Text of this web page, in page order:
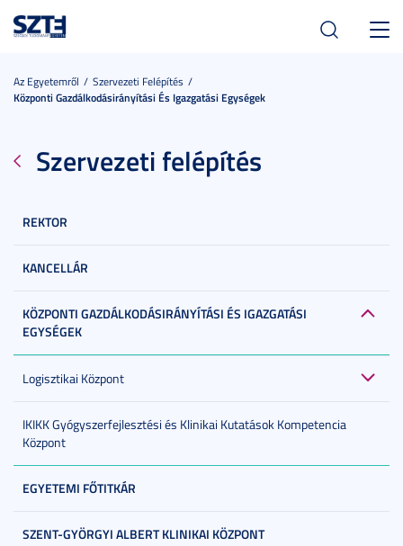
Az Egyetemről
Szervezeti Felépítés
Központi Gazdálkodásirányítási És Igazgatási Egységek
Szervezeti felépítés
REKTOR
KANCELLÁR
KÖZPONTI GAZDÁLKODÁSIRÁNYÍTÁSI ÉS IGAZGATÁSI
EGYSÉGEK
Logisztikai Központ
IKIKK Gyógyszerfejlesztési és Klinikai Kutatások Kompetencia
Központ
EGYETEMI FŐTITKÁR
SZENT-GYÖRGYI ALBERT KLINIKAI KÖZPONT